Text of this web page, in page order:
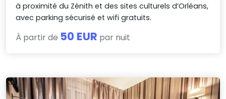
à proximité du Zénith et des sites culturels d’Orléans,
avec parking sécurisé et wifi gratuits.
À partir de 50 EUR par nuit